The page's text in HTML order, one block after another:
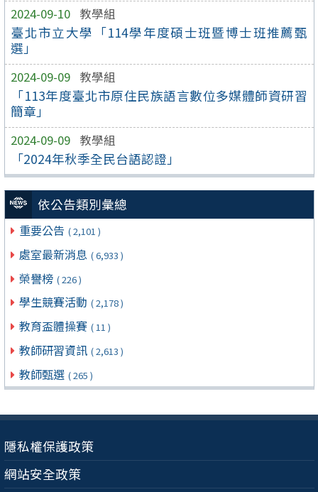
2024-09-10 教學組
臺北市立大學「114學年度碩士班暨博士班推薦甄
選」
2024-09-09 教學組
「113年度臺北市原住民族語言數位多媒體師資研習
簡章」
2024-09-09 教學組
「2024年秋季全民台語認證」
依公告類別彙總
重要公告 ( 2,101 )
處室最新消息 ( 6,933 )
榮譽榜 ( 226 )
學生競賽活動 ( 2,178 )
教育盃體操賽 ( 11 )
教師研習資訊 ( 2,613 )
教師甄選 ( 265 )
隱私權保護政策
網站安全政策